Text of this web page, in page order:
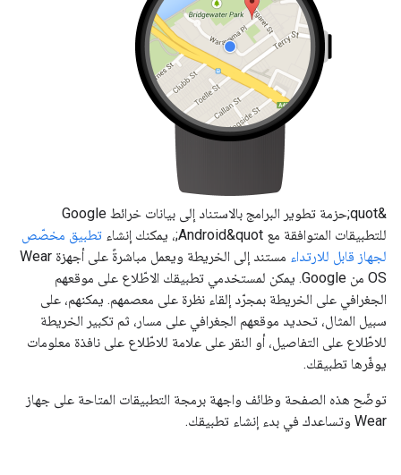
&quot;حزمة تطوير البرامج بالاستناد إلى بيانات خرائط Google
للتطبيقات المتوافقة مع Android&quot;، يمكنك إنشاء
تطبيق مخصّص
لجهاز قابل للارتداء
مستند إلى الخريطة ويعمل مباشرةً على أجهزة Wear
OS من Google. يمكن لمستخدمي تطبيقك الاطّلاع على موقعهم
الجغرافي على الخريطة بمجرّد إلقاء نظرة على معصمهم. يمكنهم، على
سبيل المثال، تحديد موقعهم الجغرافي على مسار، ثم تكبير الخريطة
للاطّلاع على التفاصيل، أو النقر على علامة للاطّلاع على نافذة معلومات
يوفّرها تطبيقك.
توضّح هذه الصفحة وظائف واجهة برمجة التطبيقات المتاحة على جهاز
Wear وتساعدك في بدء إنشاء تطبيقك.